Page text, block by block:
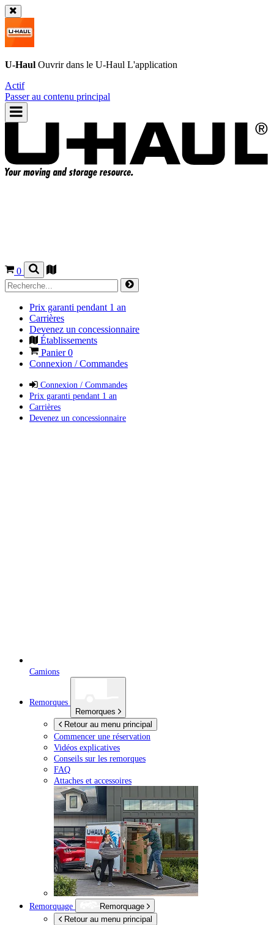
U-Haul Ouvrir dans le U-Haul L'application
Actif
Passer au contenu principal
0
Prix garanti pendant 1 an
Carrières
Devenez un concessionnaire
Établissements
Panier0
Connexion / Commandes
Connexion / Commandes
Prix garanti pendant 1 an
Carrières
Devenez un concessionnaire
Camions
Remorques
Remorques
Retour au menu principal
Commencer une réservation
Vidéos explicatives
Conseils sur les remorques
FAQ
Attaches et accessoires
Remorquage
Remorquage
Retour au menu principal